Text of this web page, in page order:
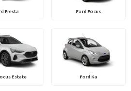
Fiesta Ford Focus
Estate Ford Ka